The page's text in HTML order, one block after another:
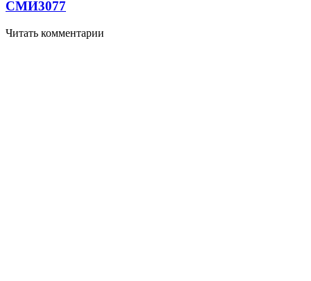
СМИ3077
Читать комментарии